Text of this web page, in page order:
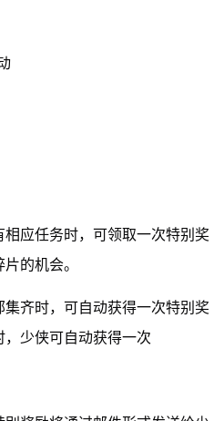
应任务时，可领取一次特别奖
的机会。
齐时，可自动获得一次特别奖
少侠可自动获得一次